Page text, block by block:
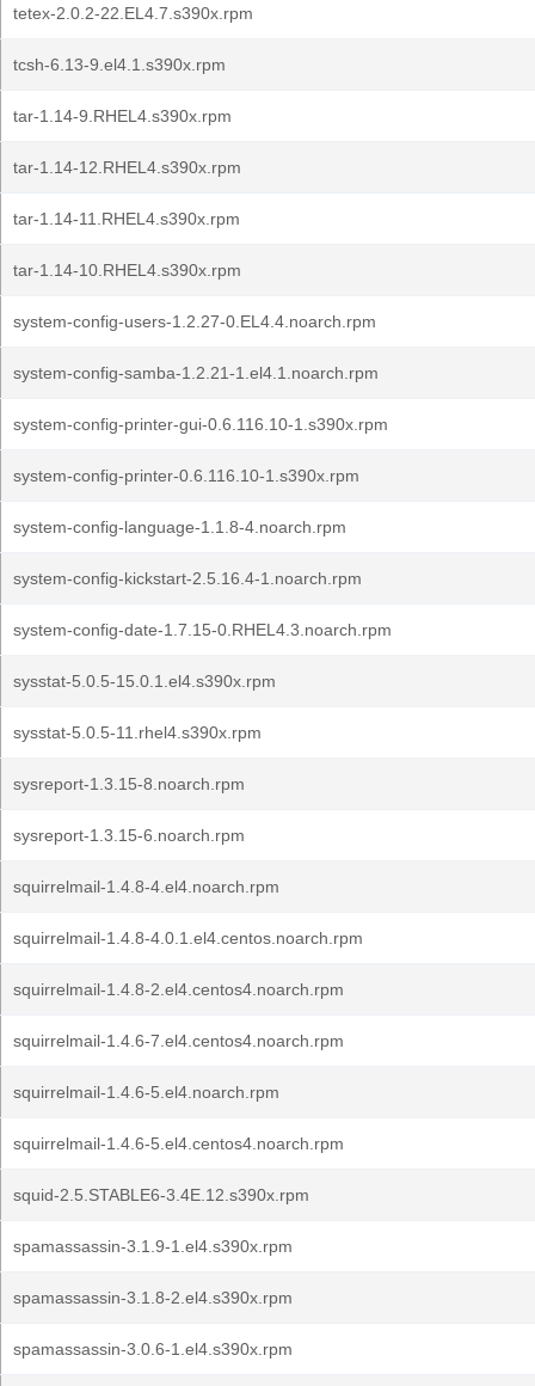
tetex-2.0.2-22.EL4.7.s390x.rpm
tcsh-6.13-9.el4.1.s390x.rpm
tar-1.14-9.RHEL4.s390x.rpm
tar-1.14-12.RHEL4.s390x.rpm
tar-1.14-11.RHEL4.s390x.rpm
tar-1.14-10.RHEL4.s390x.rpm
system-config-users-1.2.27-0.EL4.4.noarch.rpm
system-config-samba-1.2.21-1.el4.1.noarch.rpm
system-config-printer-gui-0.6.116.10-1.s390x.rpm
system-config-printer-0.6.116.10-1.s390x.rpm
system-config-language-1.1.8-4.noarch.rpm
system-config-kickstart-2.5.16.4-1.noarch.rpm
system-config-date-1.7.15-0.RHEL4.3.noarch.rpm
sysstat-5.0.5-15.0.1.el4.s390x.rpm
sysstat-5.0.5-11.rhel4.s390x.rpm
sysreport-1.3.15-8.noarch.rpm
sysreport-1.3.15-6.noarch.rpm
squirrelmail-1.4.8-4.el4.noarch.rpm
squirrelmail-1.4.8-4.0.1.el4.centos.noarch.rpm
squirrelmail-1.4.8-2.el4.centos4.noarch.rpm
squirrelmail-1.4.6-7.el4.centos4.noarch.rpm
squirrelmail-1.4.6-5.el4.noarch.rpm
squirrelmail-1.4.6-5.el4.centos4.noarch.rpm
squid-2.5.STABLE6-3.4E.12.s390x.rpm
spamassassin-3.1.9-1.el4.s390x.rpm
spamassassin-3.1.8-2.el4.s390x.rpm
spamassassin-3.0.6-1.el4.s390x.rpm